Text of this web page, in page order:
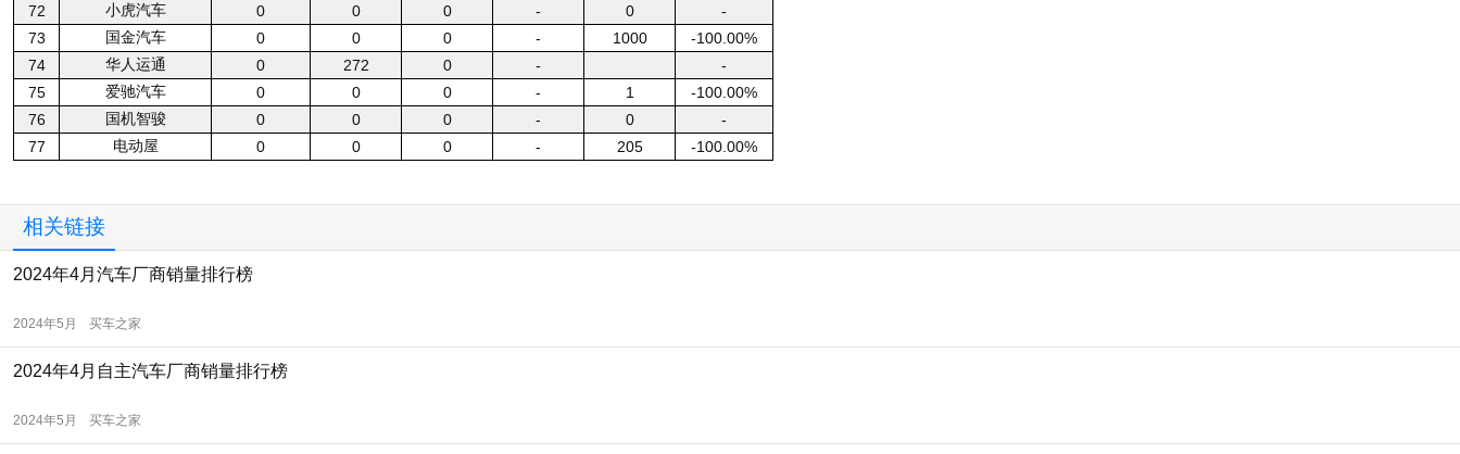
72
小虎汽车 0 0 0 - 0
-
73
国金汽车 0 0 0 - 1000
-100.00%
74
华人运通 0 272 0 -
-
75
爱驰汽车 0 0 0 - 1
-100.00%
76
国机智骏 0 0 0 - 0
-
77
电动屋 0 0 0 - 205 -100.00%
相关链接
2024年4月汽车厂商销量排行榜
2024年5月 买车之家
2024年4月自主汽车厂商销量排行榜
2024年5月 买车之家